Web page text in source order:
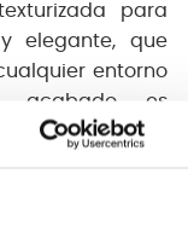
para
elegante, que
entorno
acabado es
con creces a